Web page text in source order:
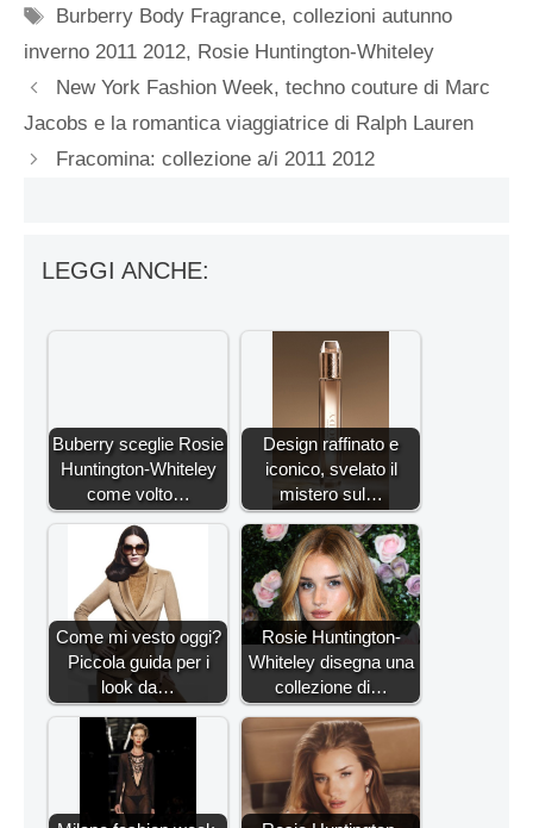
Tag
Burberry Body Fragrance,collezioni autunno
inverno 2011 2012, Rosie Huntington-Whiteley
New York Fashion Week, techno couture di Marc
Jacobs e la romantica viaggiatrice di Ralph Lauren
Fracomina: collezione a/i 2011 2012
LEGGI ANCHE:
Buberry sceglie Rosie
Huntington-Whiteley
come volto…
Design raffinato e
iconico, svelato il
mistero sul…
Come mi vesto oggi?
Piccola guida per i
look da…
Rosie Huntington-
Whiteley disegna una
collezione di…